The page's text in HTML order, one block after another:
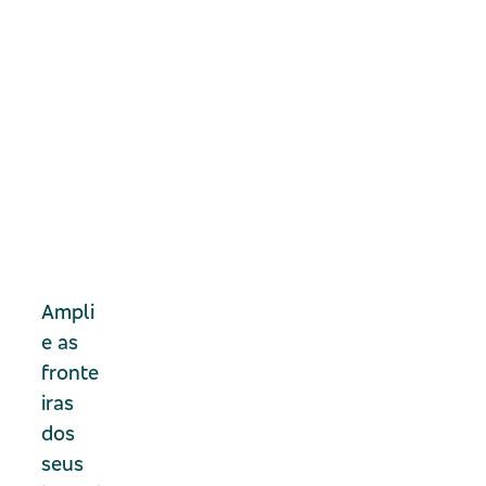
Ampli
e as
fronte
iras
dos
seus